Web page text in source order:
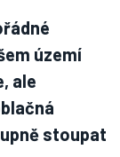
území
ale
stoupat